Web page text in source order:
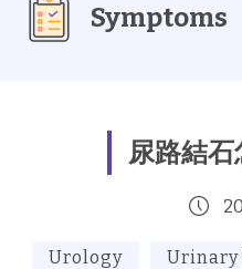
Symptoms
尿路結石
Urology Urinary